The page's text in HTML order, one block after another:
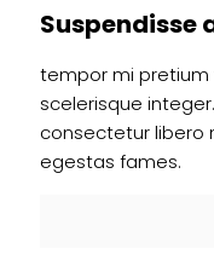
Suspendisse
tempor mi
scelerisque
consectetur libero
egestas fames.